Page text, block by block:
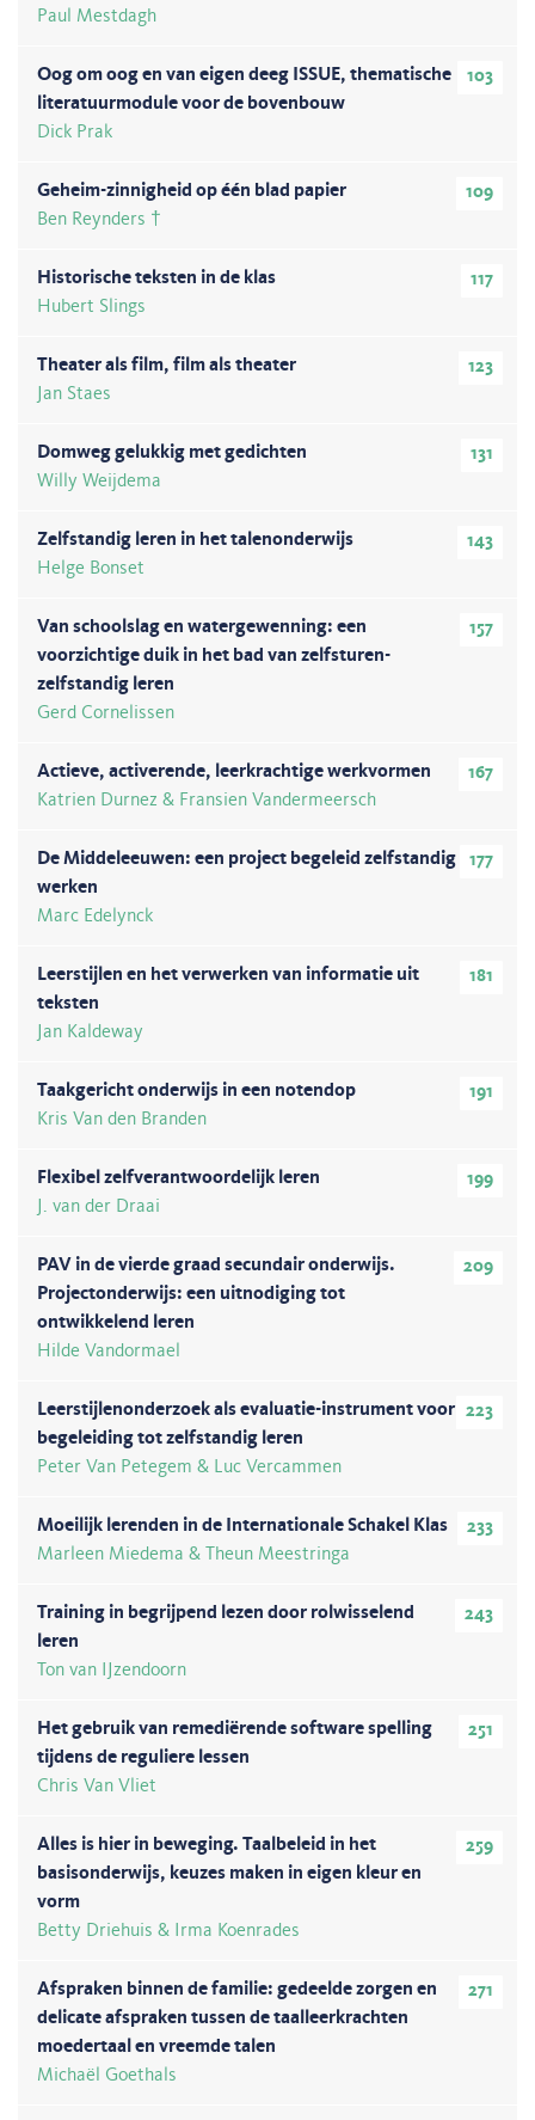
Paul Mestdagh
103
Oog om oog en van eigen deeg ISSUE, thematische
literatuurmodule voor de bovenbouw
Dick Prak
109
Geheim-zinnigheid op één blad papier
Ben Reynders †
117
Historische teksten in de klas
Hubert Slings
123
Theater als film, film als theater
Jan Staes
131
Domweg gelukkig met gedichten
Willy Weijdema
143
Zelfstandig leren in het talenonderwijs
Helge Bonset
157
Van schoolslag en watergewenning: een
voorzichtige duik in het bad van zelfsturen-
zelfstandig leren
Gerd Cornelissen
167
Actieve, activerende, leerkrachtige werkvormen
Katrien Durnez & Fransien Vandermeersch
177
De Middeleeuwen: een project begeleid zelfstandig
werken
Marc Edelynck
181
Leerstijlen en het verwerken van informatie uit
teksten
Jan Kaldeway
191
Taakgericht onderwijs in een notendop
Kris Van den Branden
199
Flexibel zelfverantwoordelijk leren
J. van der Draai
209
PAV in de vierde graad secundair onderwijs.
Projectonderwijs: een uitnodiging tot
ontwikkelend leren
Hilde Vandormael
223
Leerstijlenonderzoek als evaluatie-instrument voor
begeleiding tot zelfstandig leren
Peter Van Petegem & Luc Vercammen
233
Moeilijk lerenden in de Internationale Schakel Klas
Marleen Miedema & Theun Meestringa
243
Training in begrijpend lezen door rolwisselend
leren
Ton van IJzendoorn
251
Het gebruik van remediërende software spelling
tijdens de reguliere lessen
Chris Van Vliet
259
Alles is hier in beweging. Taalbeleid in het
basisonderwijs, keuzes maken in eigen kleur en
vorm
Betty Driehuis & Irma Koenrades
271
Afspraken binnen de familie: gedeelde zorgen en
delicate afspraken tussen de taalleerkrachten
moedertaal en vreemde talen
Michaël Goethals